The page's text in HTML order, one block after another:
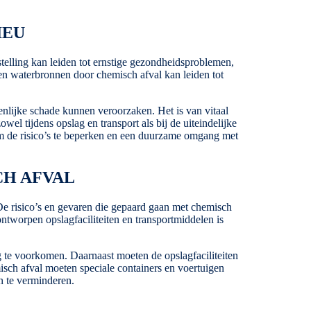
kan leiden tot ernstige gezondheidsproblemen,
waterbronnen door chemisch afval kan leiden tot
schade kunnen veroorzaken. Het is van vitaal
tijdens opslag en transport als bij de uiteindelijke
risico’s te beperken en een duurzame omgang met
AFVAL
en gevaren die gepaard gaan met chemisch
opslagfaciliteiten en transportmiddelen is
voorkomen. Daarnaast moeten de opslagfaciliteiten
afval moeten speciale containers en voertuigen
te verminderen.